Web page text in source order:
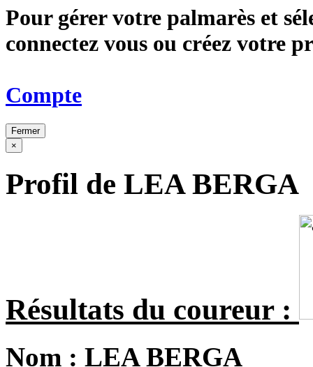
Pour gérer votre palmarès et
connectez vous ou créez votre
Compte
Fermer
×
Profil de LEA BERGA
Résultats du coureur :
Nom : LEA BERGA